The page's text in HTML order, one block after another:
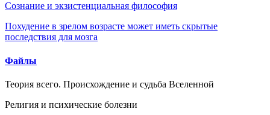
Сознание и экзистенциальная философия
Похудение в зрелом возрасте может иметь скрытые
последствия для мозга
Файлы
Теория всего. Происхождение и судьба Вселенной
Религия и психические болезни